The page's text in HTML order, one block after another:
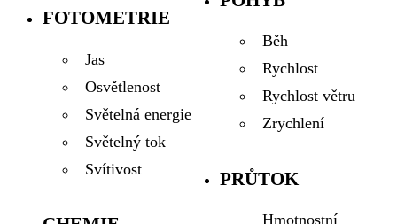
FOTOMETRIE
Jas
Osvětlenost
Světelná energie
Světelný tok
Svítivost
Běh
Rychlost
Rychlost větru
Zrychlení
PRŮTOK
Hmotnostní